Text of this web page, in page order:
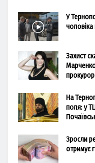
У
чоловіка
Захист
На
поля: у
Зросли
отримує